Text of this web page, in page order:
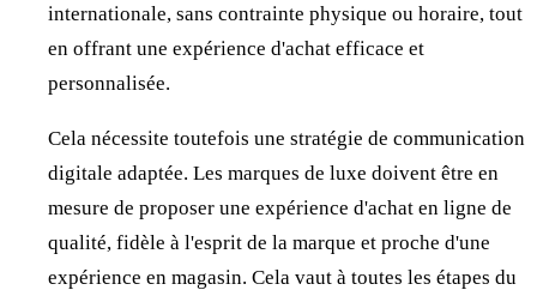
internationale, sans contrainte physique ou horaire, tout
en offrant une expérience d'achat efficace et
personnalisée.
Cela nécessite toutefois une stratégie de communication
digitale adaptée. Les marques de luxe doivent être en
mesure de proposer une expérience d'achat en ligne de
qualité, fidèle à l'esprit de la marque et proche d'une
expérience en magasin. Cela vaut à toutes les étapes du